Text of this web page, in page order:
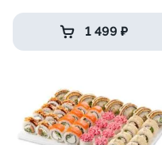
1 499 ₽